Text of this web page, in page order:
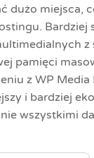
dużo miejsca,
Bardziej
z
pamięci
z WP
i bardziej
wszystkimi